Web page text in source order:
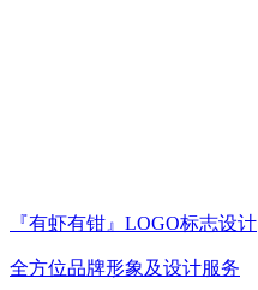
『有虾有钳』LOGO标志设计
全方位品牌形象及设计服务